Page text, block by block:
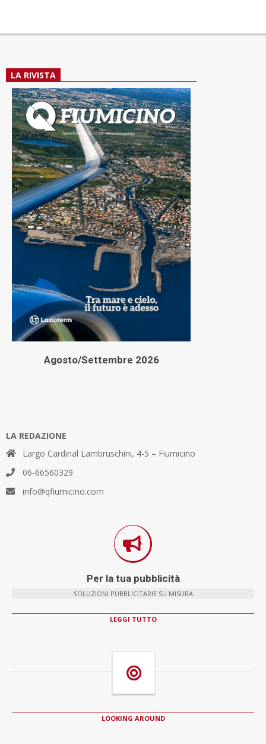
LA RIVISTA
Agosto/Settembre 2026
LA REDAZIONE
Largo Cardinal Lambruschini, 4-5 – Fiumicino
06-66560329
info@qfiumicino.com
Per la tua pubblicità
SOLUZIONI PUBBLICITARIE SU MISURA
LEGGI TUTTO
LOOKING AROUND